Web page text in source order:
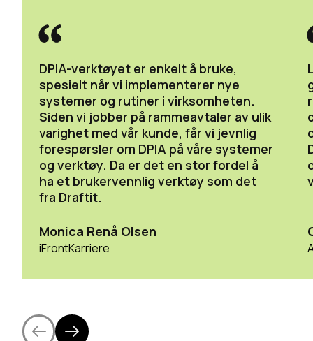
DPIA-verktøyet er enkelt å bruke,
spesielt når vi implementerer nye
systemer og rutiner i virksomheten.
Siden vi jobber på rammeavtaler av ulik
varighet med vår kunde, får vi jevnlig
forespørsler om DPIA på våre systemer
og verktøy. Da er det en stor fordel å
ha et brukervennlig verktøy som det
fra Draftit.
Monica Renå Olsen
iFrontKarriere